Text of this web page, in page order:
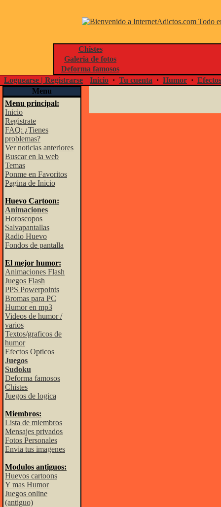
Chistes
Galeria de fotos
Deforma famosos
Loguearse | Registrarse
Inicio · Tu cuenta · Humor ·
Menu
Menu principal:
Inicio
Registrate
FAQ: ¿Tienes
problemas?
Ver noticias anteriores
Buscar en la web
Temas
Ponme en Favoritos
Pagina de Inicio
Huevo Cartoon:
Animaciones
Horoscopos
Salvapantallas
Radio Huevo
Fondos de pantalla
El mejor humor:
Animaciones Flash
Juegos Flash
PPS Powerpoints
Bromas para PC
Humor en mp3
Videos de humor /
varios
Textos/graficos de
humor
Efectos Opticos
Juegos
Sudoku
Deforma famosos
Chistes
Juegos de logica
Miembros:
Lista de miembros
Mensajes privados
Fotos Personales
Envia tus imagenes
Modulos antiguos:
Huevos cartoons
Y mas Humor
Juegos online
(antiguo)